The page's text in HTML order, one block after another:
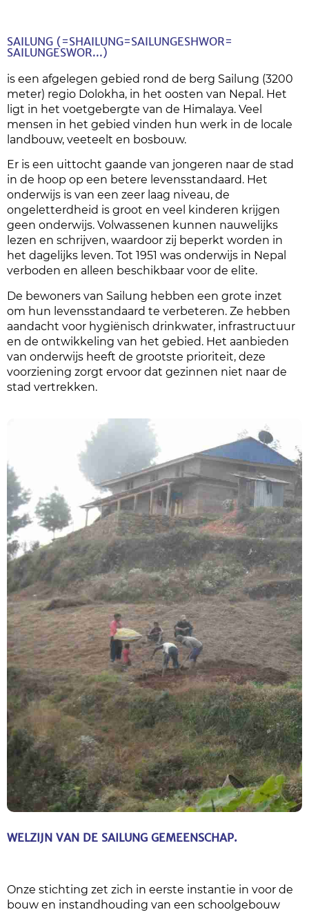
SAILUNG (=SHAILUNG=SAILUNGESHWOR=
SAILUNGESWOR...)
is een afgelegen gebied rond de berg Sailung (3200
meter) regio Dolokha, in het oosten van Nepal. Het
ligt in het voetgebergte van de Himalaya. Veel
mensen in het gebied vinden hun werk in de locale
landbouw, veeteelt en bosbouw.
Er is een uittocht gaande van jongeren naar de stad
in de hoop op een betere levensstandaard. Het
onderwijs is van een zeer laag niveau, de
ongeletterdheid is groot en veel kinderen krijgen
geen onderwijs. Volwassenen kunnen nauwelijks
lezen en schrijven, waardoor zij beperkt worden in
het dagelijks leven. Tot 1951 was onderwijs in Nepal
verboden en alleen beschikbaar voor de elite.
De bewoners van Sailung hebben een grote inzet
om hun levensstandaard te verbeteren. Ze hebben
aandacht voor hygiënisch drinkwater, infrastructuur
en de ontwikkeling van het gebied. Het aanbieden
van onderwijs heeft de grootste prioriteit, deze
voorziening zorgt ervoor dat gezinnen niet naar de
stad vertrekken.
WELZIJN VAN DE SAILUNG GEMEENSCHAP.
Onze stichting zet zich in eerste instantie in voor de
bouw en instandhouding van een schoolgebouw